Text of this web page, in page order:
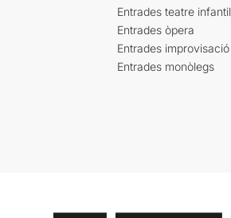
Entrades teatre infantil
Entrades òpera
Entrades improvisació
Entrades monòlegs